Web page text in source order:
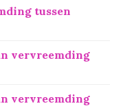
tussen
vervreemding
vervreemding